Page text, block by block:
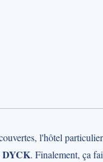
l'hôtel
DYCK. Finalement, ça